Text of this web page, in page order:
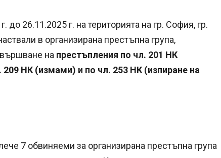
до 26.11.2025 г. на територията на гр. София, гр.
в организирана престъпна група,
на престъпления по чл. 201 НК
НК (измами) и по чл. 253 НК (изпиране на
7 обвиняеми за организирана престъпна група